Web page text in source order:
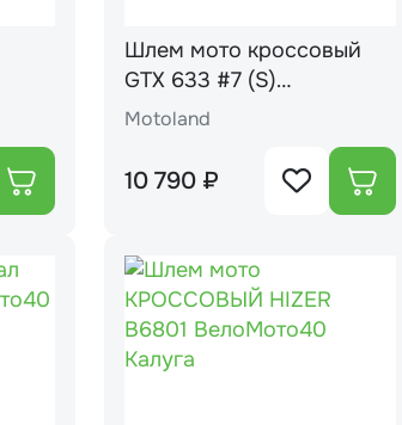
Шлем мото кроссовый
GTX 633 #7 (S)
BLACK/GREY
Motoland
10 790 ₽